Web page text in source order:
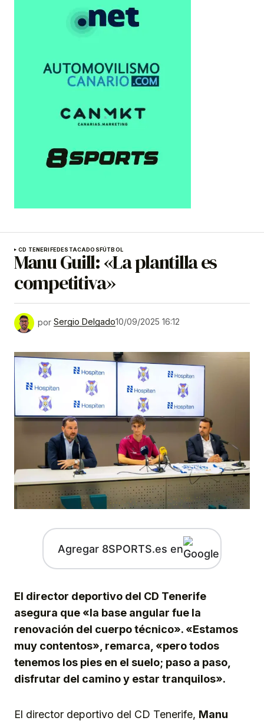
CD TENERIFEDESTACADOSFÚTBOL
Manu Guill: «La plantilla es
competitiva»
por Sergio Delgado10/09/2025 16:12
Agregar 8SPORTS.es en
El director deportivo del CD Tenerife
asegura que «la base angular fue la
renovación del cuerpo técnico». «Estamos
muy contentos», remarca, «pero todos
tenemos los pies en el suelo; paso a paso,
disfrutar del camino y estar tranquilos».
El director deportivo del CD Tenerife, Manu